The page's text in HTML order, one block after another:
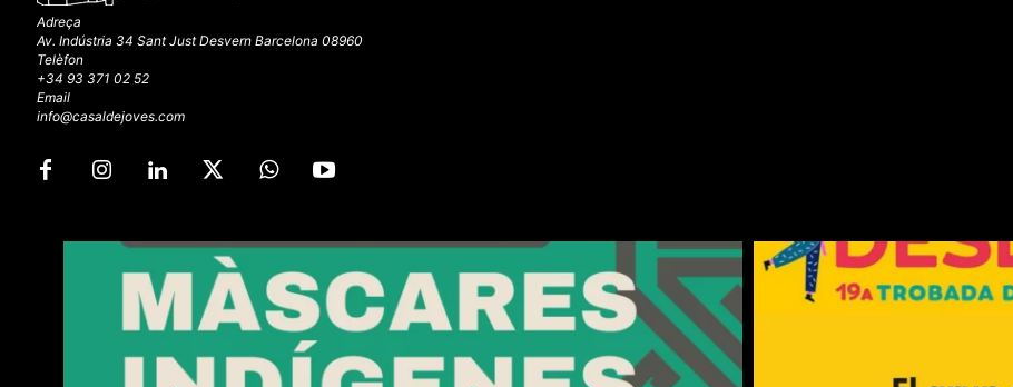
Adreça
Av. Indústria 34 Sant Just Desvern Barcelona 08960
Telèfon
+34 93 371 02 52
Email
info@casaldejoves.com